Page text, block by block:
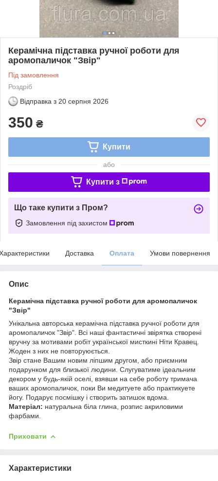
Керамічна підставка ручної роботи для
аромопаличок "Звір"
Під замовлення
Роздріб
Відправка з 20 серпня 2026
350 ₴
Купити
або
Купити з
Що таке купити з Пром?
Замовлення під захистом
Доставка Оплата Умови повернення
Опис
Керамічна підставка ручної роботи для аромопаличок
"Звір"
Унікальна авторська керамічна підставка ручної роботи для
аромопаличок "Звір". Всі наші фантастичні звірятка створені
вручну за мотивами робіт української мисткині Ніти Кравец.
Жоден з них не повторуюється.
Звір стане Вашим новим ліпшим другом, або приємним
подарунком для близької людини. Слугуватиме ідеальним
декором у будь-якій оселі, взявши на себе роботу тримача
ваших аромопаличок, поки Ви медитуете або практикуете
йогу. Подарує посмішку і створить затишок вдома.
Матеріал: натуральна біла глина, розпис акриловими
фарбами.
Приховати
Характеристики